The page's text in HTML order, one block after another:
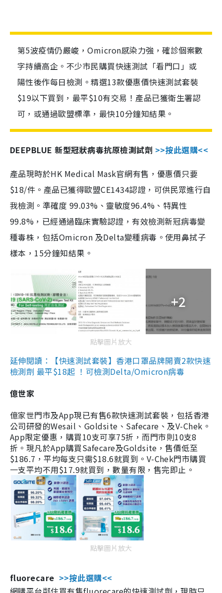
第5波疫情仍嚴峻，Omicron感染力強，確診個案數
字持續高企。不少市民購買快速測試「看門口」或
陽性後作每日檢測。精選13款優惠價快速測試套裝
$19以下買到，最平$10有交易！產品已獲衛生署認
可，或通過歐盟標準，最快10分鐘知結果。
DEEPBLUE 新型冠狀病毒抗原檢測試劑 >>按此選購<<
產品現時於HK Medical Mask官網有售，優惠價只要
$18/件。產品已獲得歐盟CE1434認證，可供民眾進行自
我檢測。準確度 99.03%、靈敏度96.4%、特異性
99.8%，已經通過臨床實驗認證，有效檢測新冠病毒變
種毒株，包括Omicron 及Delta變種病毒。使用鼻拭子
樣本，15分鐘知結果。
+2
點擊圖片放大
延伸閱讀：【快速測試套裝】香港口罩品牌開賣2款快速
檢測劑 最平$18起 ！可檢測Delta/Omicron病毒
億世家
億家世門市及App現已有售6款快速測試套裝，包括香港
公司研發的Wesail、Goldsite、Safecare、及V-Chek。
App限定優惠，購買10支可享75折，而門市則10支8
折。現凡於App購買Safecare及Goldsite，售價低至
$186.7，平均每支只需$18.6就買到。V-Chek門市購買
一支平均不用$17.9就買到，數量有限，售完即止。
點擊圖片放大
fluorecare >>按此選購<<